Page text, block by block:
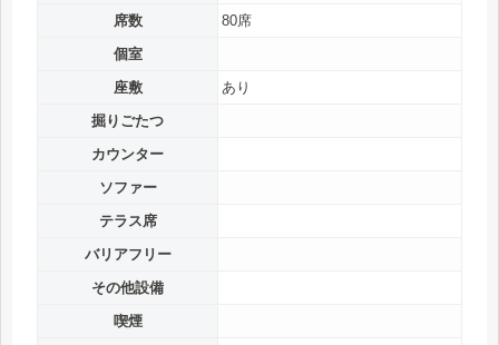
席数
80席
個室
座敷
あり
掘りごたつ
カウンター
ソファー
テラス席
バリアフリー
その他設備
喫煙